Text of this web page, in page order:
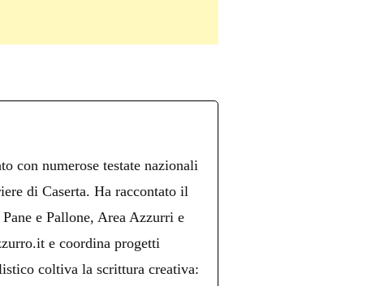
con numerose testate nazionali
di Caserta. Ha raccontato il
e Pallone, Area Azzurri e
e coordina progetti
coltiva la scrittura creativa: